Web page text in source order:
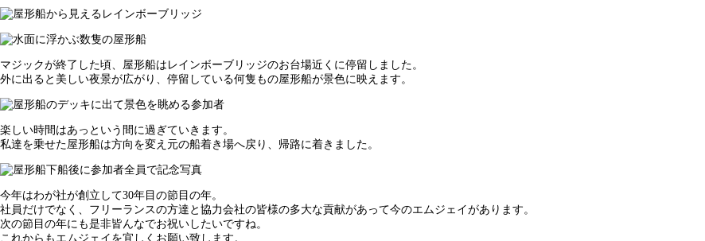
マジックが終了した頃、屋形船はレインボーブリッジのお台場近くに停留しました。
外に出ると美しい夜景が広がり、停留している何隻もの屋形船が景色に映えます。
楽しい時間はあっという間に過ぎていきます。
私達を乗せた屋形船は方向を変え元の船着き場へ戻り、帰路に着きました。
今年はわが社が創立して30年目の節目の年。
社員だけでなく、フリーランスの方達と協力会社の皆様の多大な貢献があって今のエムジェイがあります。
次の節目の年にも是非皆んなでお祝いしたいですね。
これからもエムジェイを宜しくお願い致します。